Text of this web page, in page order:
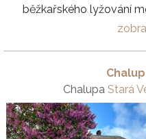
běžkařského lyžování
Chalupa Stará